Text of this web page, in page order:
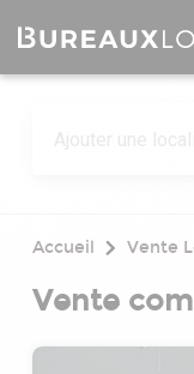
Accueil Vente
Vente